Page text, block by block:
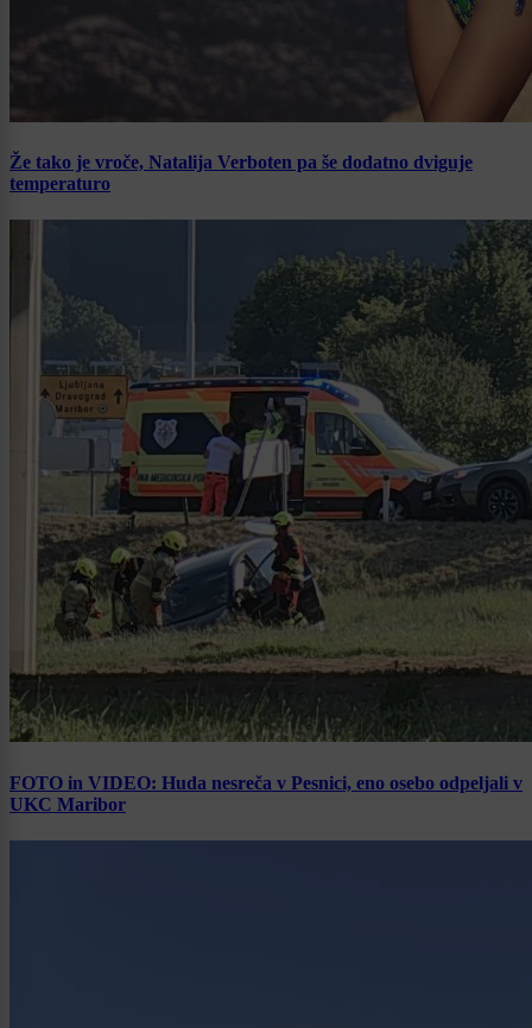
Že tako je vroče, Natalija Verboten pa še dodatno dviguje
temperaturo
FOTO in VIDEO: Huda nesreča v Pesnici, eno osebo odpeljali v
UKC Maribor